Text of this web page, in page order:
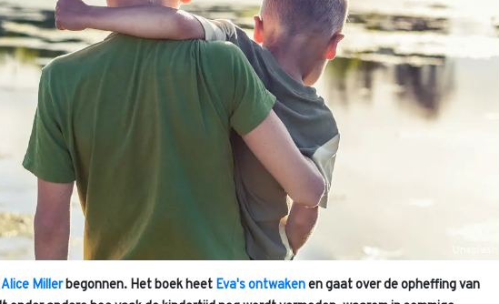
Alice Millerbegonnen. Het boek heet Eva's ontwakenen gaat over de opheffing van